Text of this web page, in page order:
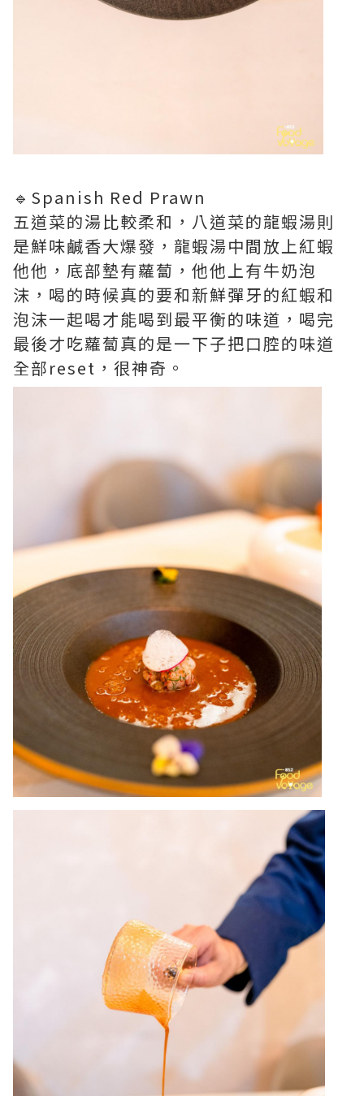
🔹Spanish Red Prawn
五道菜的湯比較柔和，八道菜的龍蝦湯則
是鮮味鹹香大爆發，龍蝦湯中間放上紅蝦
他他，底部墊有蘿蔔，他他上有牛奶泡
沫，喝的時候真的要和新鮮彈牙的紅蝦和
泡沫一起喝才能喝到最平衡的味道，喝完
最後才吃蘿蔔真的是一下子把口腔的味道
全部reset，很神奇。